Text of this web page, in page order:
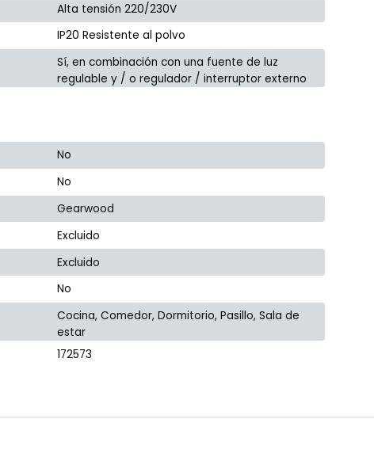
Alta tensión 220/230V
IP20 Resistente al polvo
Sí, en combinación con una fuente de luz
regulable y / o regulador / interruptor externo
No
No
Gearwood
Excluido
Excluido
No
Cocina, Comedor, Dormitorio, Pasillo, Sala de
estar
172573